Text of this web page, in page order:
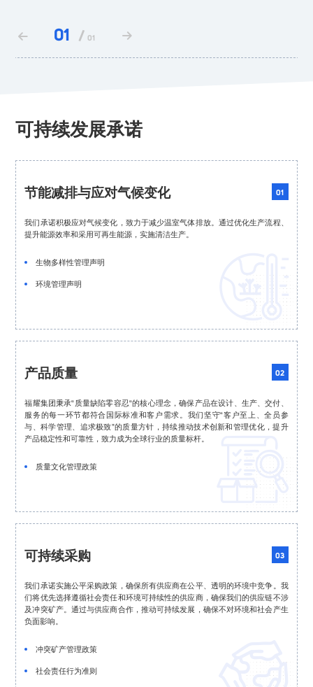
 01 / 01 
可持续发展承诺

节能减排与应对气候变化 01
我们承诺积极应对气候变化，致力于减少温室气体排放。通过优化生产流程、
提升能源效率和采用可再生能源，实施清洁生产。
生物多样性管理声明
环境管理声明

产品质量 02
福耀集团秉承“质量缺陷零容忍“的核心理念，确保产品在设计、生产、交付、
服务的每一环节都符合国际标准和客户需求。我们坚守“客户至上、全员参
与、科学管理、追求极致”的质量方针，持续推动技术创新和管理优化，提升
产品稳定性和可靠性，致力成为全球行业的质量标杆。
质量文化管理政策

可持续采购 03
我们承诺实施公平采购政策，确保所有供应商在公平、透明的环境中竞争。我
们将优先选择遵循社会责任和环境可持续性的供应商，确保我们的供应链不涉
及冲突矿产。通过与供应商合作，推动可持续发展，确保不对环境和社会产生
负面影响。
冲突矿产管理政策
社会责任行为准则